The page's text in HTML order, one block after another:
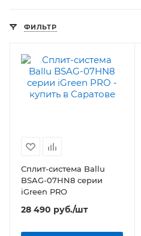
ФИЛЬТР
Сплит-система Ballu
BSAG-07HN8 серии
iGreen PRO
28 490 руб./шт